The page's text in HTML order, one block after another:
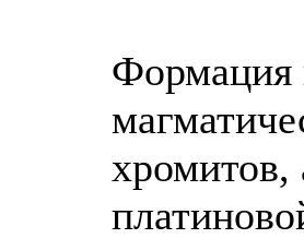
Формация
хромитов,